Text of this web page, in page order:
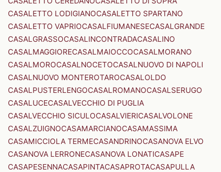
CASALETTO LODIGIANOCASALETTO SPARTANO
CASALETTO VAPRIOCASALFIUMANESECASALGRANDE
CASALGRASSOCASALINCONTRADACASALINO
CASALMAGGIORECASALMAIOCCOCASALMORANO
CASALMOROCASALNOCETOCASALNUOVO DI NAPOLI
CASALNUOVO MONTEROTAROCASALOLDO
CASALPUSTERLENGOCASALROMANOCASALSERUGO
CASALUCECASALVECCHIO DI PUGLIA
CASALVECCHIO SICULOCASALVIERICASALVOLONE
CASALZUIGNOCASAMARCIANOCASAMASSIMA
CASAMICCIOLA TERMECASANDRINOCASANOVA ELVO
CASANOVA LERRONECASANOVA LONATICASAPE
CASAPESENNACASAPINTACASAPROTACASAPULLA